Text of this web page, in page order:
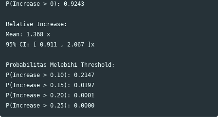
P(Increase > 0): 0.9243
Relative Increase:
Mean: 1.368 x
95% CI: [ 0.911 , 2.067 ]x
Probabilitas Melebihi Threshold:
P(Increase > 0.10): 0.2147
P(Increase > 0.15): 0.0197
P(Increase > 0.20): 0.0001